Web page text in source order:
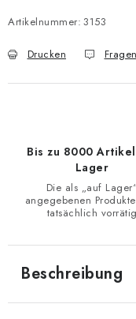
Artikelnummer: 3153
Drucken Fragen
Bis zu 8000
Lager
Die als „auf
angegebenen
tatsächlich vorrätig
Beschreibung